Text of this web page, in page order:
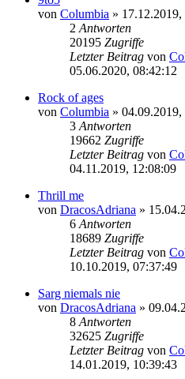
von Columbia »
2 Antworten
20195 Zugriffe
Letzter Beitrag von
05.06.2020, 08:42:12
Rock of ages
von Columbia »
3 Antworten
19662 Zugriffe
Letzter Beitrag von
04.11.2019, 12:08:09
Thrill me
von DracosAdriana »
6 Antworten
18689 Zugriffe
Letzter Beitrag von
10.10.2019, 07:37:49
Sarg niemals nie
von DracosAdriana »
8 Antworten
32625 Zugriffe
Letzter Beitrag von
14.01.2019, 10:39:43